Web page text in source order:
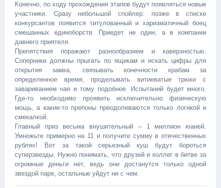
Конечно, по ходу прохождения этапов будут появляться новые
участники. Сразу небольшой спойлер: позже в списке
конкурсантов появится титулованный и харизматичный боец
смешанных единоборств. Приедет не один, а в компании
давнего приятеля.
Препятствия поражают разнообразием и каверзностью.
Соперники должны прыгать по ящикам и искать цифры для
открытия замка, связывать конечности крабам за
определенное время, проделывать витиеватые трюки с
завариванием чая и тому подобное. Испытаний будет много.
Где-то необходимо проявить исключительно физическую
мощь, а какие-то препоны преодолеваются только логикой и
смекалкой.
Главный приз весьма внушительный – 1 миллион юаней.
Умножьте примерно на 11 и получите сумму в отечественных
рублях! Вот за такой серьезный куш будут бороться
суперзвезды. Нужно понимать, что друзей и коллег в битве за
огромные деньги нет, ведь они достанутся только одной
звездой паре, остальные уйдут ни с чем.